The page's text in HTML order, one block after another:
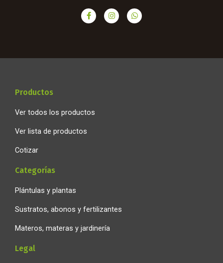
F
a
c
o
I
n
s
r
W
h
a
p
Productos
Ver todos los productos
Ver lista de productos
Cotizar
Categorías
Plántulas y plantas
Sustratos, abonos y fertilizantes
Materos, materas y jardinería
Legal